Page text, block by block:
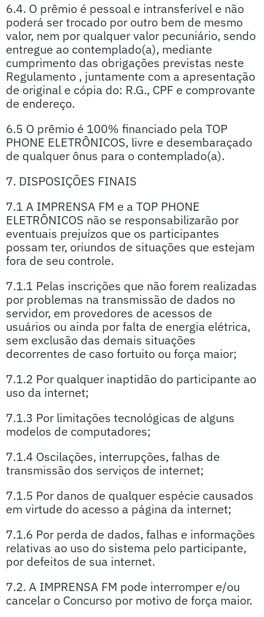
6.4. O prêmio é pessoal e intransferível e não
poderá ser trocado por outro bem de mesmo
valor, nem por qualquer valor pecuniário, sendo
entregue ao contemplado(a), mediante
cumprimento das obrigações previstas neste
Regulamento , juntamente com a apresentação
de original e cópia do: R.G., CPF e comprovante
de endereço.
6.5 O prêmio é 100% financiado pela TOP
PHONE ELETRÔNICOS, livre e desembaraçado
de qualquer ônus para o contemplado(a).
7. DISPOSIÇÕES FINAIS
7.1 A IMPRENSA FM e a TOP PHONE
ELETRÔNICOS não se responsabilizarão por
eventuais prejuízos que os participantes
possam ter, oriundos de situações que estejam
fora de seu controle.
7.1.1 Pelas inscrições que não forem realizadas
por problemas na transmissão de dados no
servidor, em provedores de acessos de
usuários ou ainda por falta de energia elétrica,
sem exclusão das demais situações
decorrentes de caso fortuito ou força maior;
7.1.2 Por qualquer inaptidão do participante ao
uso da internet;
7.1.3 Por limitações tecnológicas de alguns
modelos de computadores;
7.1.4 Oscilações, interrupções, falhas de
transmissão dos serviços de internet;
7.1.5 Por danos de qualquer espécie causados
em virtude do acesso a página da internet;
7.1.6 Por perda de dados, falhas e informações
relativas ao uso do sistema pelo participante,
por defeitos de sua internet.
7.2. A IMPRENSA FM pode interromper e/ou
cancelar o Concurso por motivo de força maior.